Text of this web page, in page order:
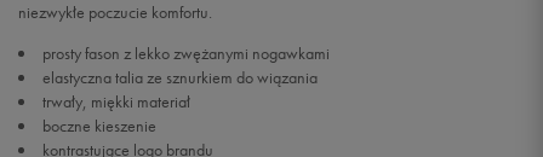
niezwykłe poczucie komfortu.
prosty fason z lekko zwężanymi nogawkami
elastyczna talia ze sznurkiem do wiązania
trwały, miękki materiał
boczne kieszenie
kontrastujące logo brandu